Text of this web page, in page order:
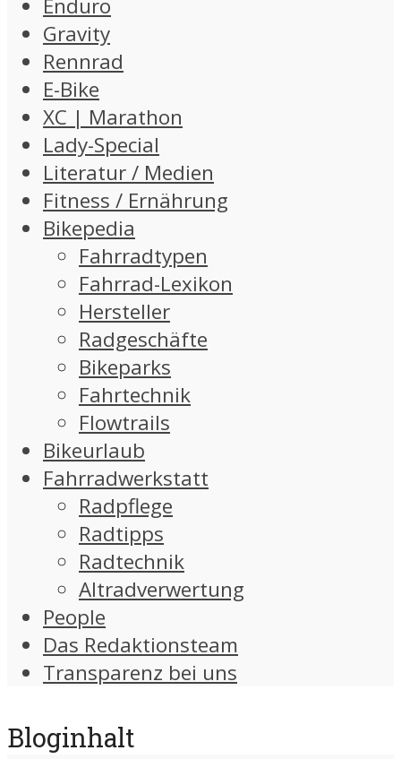
Enduro
Gravity
Rennrad
E-Bike
XC | Marathon
Lady-Special
Literatur / Medien
Fitness / Ernährung
Bikepedia
Fahrradtypen
Fahrrad-Lexikon
Hersteller
Radgeschäfte
Bikeparks
Fahrtechnik
Flowtrails
Bikeurlaub
Fahrradwerkstatt
Radpflege
Radtipps
Radtechnik
Altradverwertung
People
Das Redaktionsteam
Transparenz bei uns
Bloginhalt